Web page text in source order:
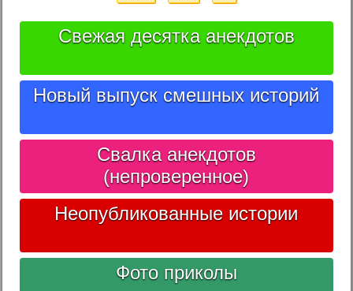
Свежая десятка анекдотов
Новый выпуск смешных историй
Свалка анекдотов
(непроверенное)
Неопубликованные истории
Фото приколы